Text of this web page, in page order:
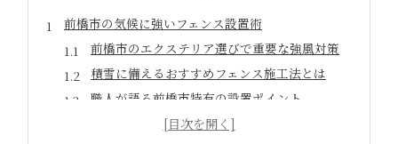
前橋市の気候に強いフェンス設置術
前橋市のエクステリア選びで重要な強風対策
積雪に備えるおすすめフェンス施工法とは
職人が語る前橋市特有の設置ポイント
前橋市で人気のエクステリア素材と特徴